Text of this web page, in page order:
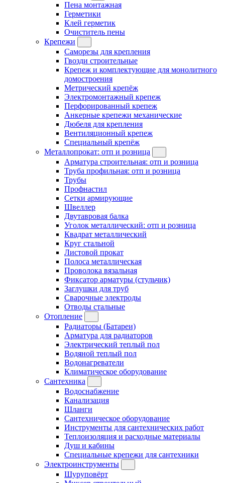
Пена монтажная
Герметики
Клей герметик
Очиститель пены
Крепежи
Саморезы для крепления
Гвозди строительные
Крепеж и комплектующие для монолитного
домостроения
Метрический крепёж
Электромонтажный крепеж
Перфорированный крепеж
Анкерные крепежи механические
Дюбеля для крепления
Вентиляционный крепеж
Специальный крепёж
Металлопрокат: отп и розница
Арматура строительная: отп и розница
Труба профильная: отп и розница
Трубы
Профнастил
Сетки армирующие
Швеллер
Двутавровая балка
Уголок металлический: отп и розница
Квадрат металлический
Круг стальной
Листовой прокат
Полоса металлическая
Проволока вязальная
Фиксатор арматуры (стульчик)
Заглушки для труб
Сварочные электроды
Отводы стальные
Отопление
Радиаторы (Батареи)
Арматура для радиаторов
Электрический теплый пол
Водяной теплый пол
Водонагреватели
Климатическое оборудование
Сантехника
Водоснабжение
Канализация
Шланги
Сантехническое оборудование
Инструменты для сантехнических работ
Теплоизоляция и расходные материалы
Душ и кабины
Специальные крепежи для сантехники
Электроинструменты
Шуруповёрт